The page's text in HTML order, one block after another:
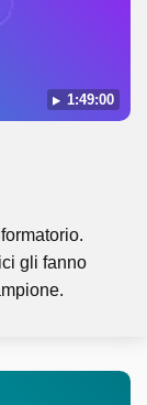
1:49:00
gli fanno